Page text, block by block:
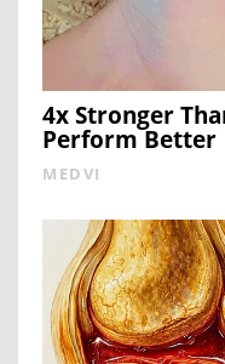
4x Stronger
Perform Better
MEDVI